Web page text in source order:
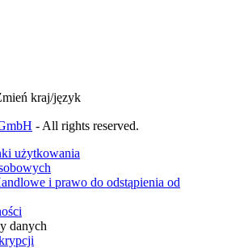
kraj/język
- All rights reserved.
użytkowania
i prawo do odstąpienia od
danych